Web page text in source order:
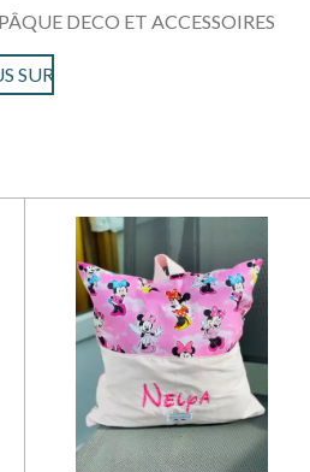
PÂQUE DECO ET ACCESSOIRES
SUR